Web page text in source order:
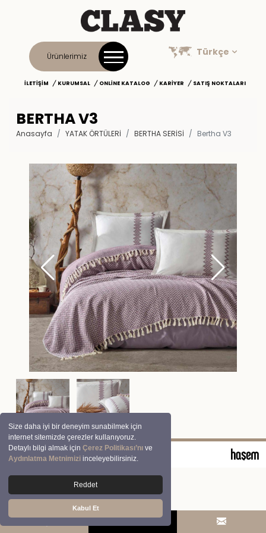
Size daha iyi bir deneyim sunabilmek için
internet sitemizde çerezler kullanıyoruz.
Detaylı bilgi almak içinÇerez Politikası’nı ve
Aydınlatma Metnimizi inceleyebilirsiniz.
Reddet
Kabul Et
Ürünlerimiz Türkçe
İLETIŞIM KURUMSAL ONLINE KATALOG KARIYER SATIŞ NOKTALARI
BERTHA V3
Anasayfa YATAK ÖRTÜLERİ BERTHA SERISI Bertha V3
© 2026 Clasy | Aran Tekstil San. ve Tic. A.Ş.